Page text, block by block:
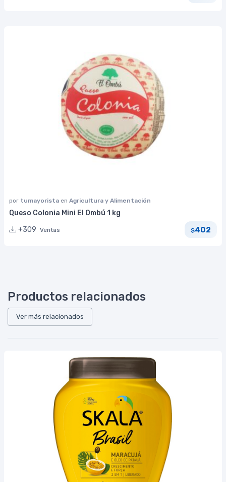
por tumayorista en Agricultura y Alimentación
Queso Colonia Mini El Ombú 1 kg
+309 Ventas $402
Productos relacionados
Ver más relacionados